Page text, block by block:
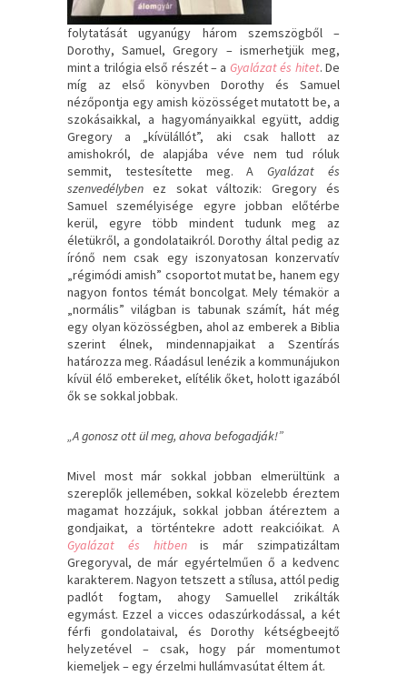
folytatását ugyanúgy három szemszögből –
Dorothy, Samuel, Gregory – ismerhetjük meg,
mint a trilógia első részét – a Gyalázat és hitet. De
míg az első könyvben Dorothy és Samuel
nézőpontja egy amish közösséget mutatott be, a
szokásaikkal, a hagyományaikkal együtt, addig
Gregory a „kívülállót”, aki csak hallott az
amishokról, de alapjába véve nem tud róluk
semmit, testesítette meg. AGyalázat és
szenvedélyben ez sokat változik: Gregory és
Samuel személyisége egyre jobban előtérbe
kerül, egyre több mindent tudunk meg az
életükről, a gondolataikról. Dorothy által pedig az
írónő nem csak egy iszonyatosan konzervatív
„régimódi amish” csoportot mutat be, hanem egy
nagyon fontos témát boncolgat. Mely témakör a
„normális” világban is tabunak számít, hát még
egy olyan közösségben, ahol az emberek a Biblia
szerint élnek, mindennapjaikat a Szentírás
határozza meg. Ráadásul lenézik a kommunájukon
kívül élő embereket, elítélik őket, holott igazából
ők se sokkal jobbak.
„A gonosz ott ül meg, ahova befogadják!”
Mivel most már sokkal jobban elmerültünk a
szereplők jellemében, sokkal közelebb éreztem
magamat hozzájuk, sokkal jobban átéreztem a
gondjaikat, a történtekre adott reakcióikat. A
Gyalázat és hitbenis már szimpatizáltam
Gregoryval, de már egyértelműen ő a kedvenc
karakterem. Nagyon tetszett a stílusa, attól pedig
padlót fogtam, ahogy Samuellel zrikálták
egymást. Ezzel a vicces odaszúrkodással, a két
férfi gondolataival, és Dorothy kétségbeejtő
helyzetével – csak, hogy pár momentumot
kiemeljek – egy érzelmi hullámvasútat éltem át.